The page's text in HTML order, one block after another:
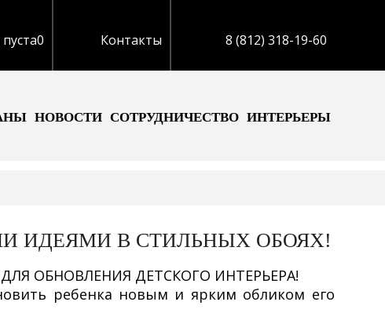
0 Контакты 8 (812) 318-19-60
НОВОСТИ СОТРУДНИЧЕСТВО ИНТЕРЬЕРЫ
ИДЕЯМИ В СТИЛЬНЫХ ОБОЯХ!
ОБНОВЛЕНИЯ ДЕТСКОГО ИНТЕРЬЕРА!
ребенка новым и ярким обликом его